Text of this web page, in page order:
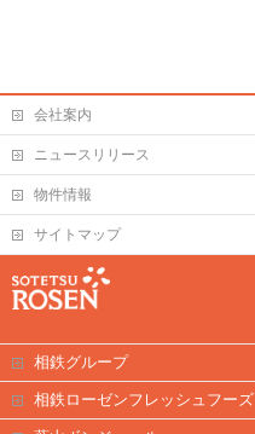
会社案内
ニュースリリース
物件情報
サイトマップ
相鉄グループ
相鉄ローゼンフレッシュフーズ